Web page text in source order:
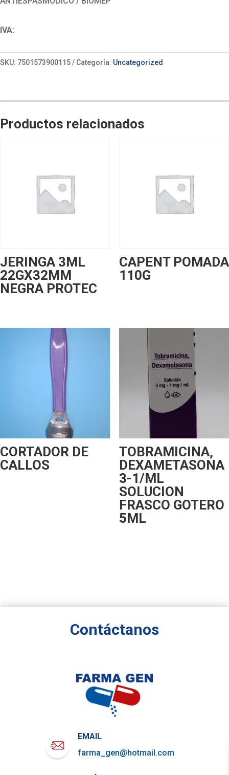
IVA:
SKU: 7501573900115 Categoría: Uncategorized
Productos relacionados
JERINGA 3ML
22GX32MM
NEGRA PROTEC
CAPENT POMADA
110G
CORTADOR DE
CALLOS
TOBRAMICINA,
DEXAMETASONA
3-1/ML
SOLUCION
FRASCO GOTERO
5ML
Contáctanos
EMAIL
farma_gen@hotmail.com